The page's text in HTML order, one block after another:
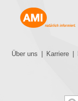
Über uns Karriere